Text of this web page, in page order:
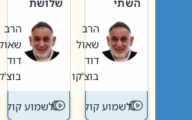
וערב של
חיינו
הרב
שאול
דוד
בוצ'קו
לשמוע קול תורה – מדרש
האבות
הרב
שאול
דוד
בוצ'קו
לשמוע קול